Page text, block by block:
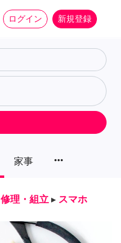
ログイン 新規登録
家事 more_horiz
修理・組立 ▸ スマホ